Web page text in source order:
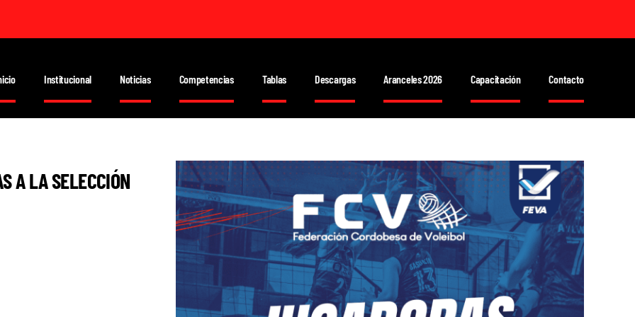
Institucional Noticias Competencias Tablas Descargas Aranceles 2026 Capacitación Contacto
A LA SELECCIÓN